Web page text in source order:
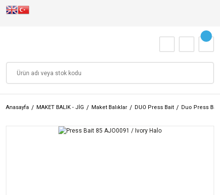
Anasayfa MAKET BALIK - JİG Maket Balıklar DUO Press Bait Duo Press